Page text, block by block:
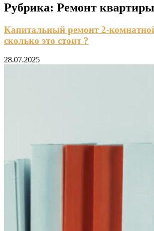
Рубрика: Ремонт
Капитальный ремонт 2-
сколько это стоит ?
28.07.2025